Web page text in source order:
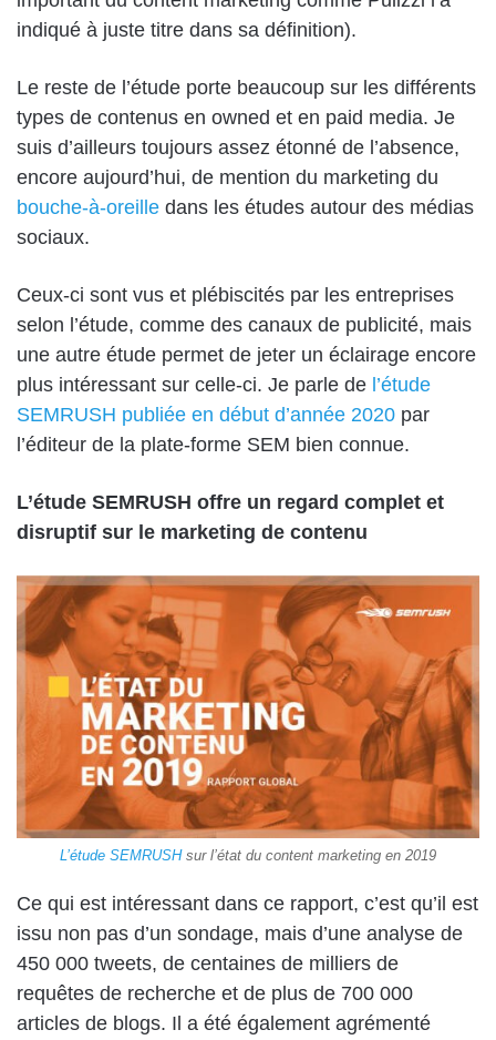
indiqué à juste titre dans sa définition).
Le reste de l’étude porte beaucoup sur les différents
types de contenus en owned et en paid media. Je
suis d’ailleurs toujours assez étonné de l’absence,
encore aujourd’hui, de mention du marketing du
bouche-à-oreille dans les études autour des médias
sociaux.
Ceux-ci sont vus et plébiscités par les entreprises
selon l’étude, comme des canaux de publicité, mais
une autre étude permet de jeter un éclairage encore
plus intéressant sur celle-ci. Je parle de l’étude
SEMRUSH publiée en début d’année 2020 par
l’éditeur de la plate-forme SEM bien connue.
L’étude SEMRUSH offre un regard complet et
disruptif sur le marketing de contenu
L’étude SEMRUSHsur l’état du content marketing en 2019
Ce qui est intéressant dans ce rapport, c’est qu’il est
issu non pas d’un sondage, mais d’une analyse de
450 000 tweets, de centaines de milliers de
requêtes de recherche et de plus de 700 000
articles de blogs. Il a été également agrémenté